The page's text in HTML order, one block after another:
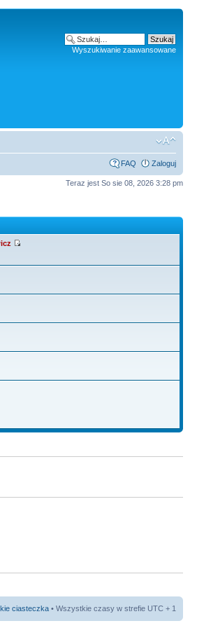
Wyszukiwanie zaawansowane
FAQ Zaloguj
Teraz jest So sie 08, 2026 3:28 pm
ciasteczka • Wszystkie czasy w strefie UTC + 1